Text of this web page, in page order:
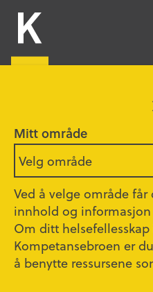
Mitt område
Velg område
Ved å velge område
innhold og
Om ditt
Kompetansebroen er
å benytte ressursene
HOVEDINNHOLD
Vet du at du
fagpakker på
Publisert 07.07.2026